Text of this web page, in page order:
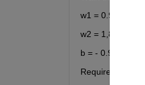
w1 = 0.9;
w2 = 1,8;
b = - 0.9;
Requirements